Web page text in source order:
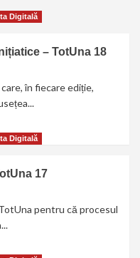
Digitală
– TotUna 18
în fiecare ediție,
Digitală
17
pentru că procesul